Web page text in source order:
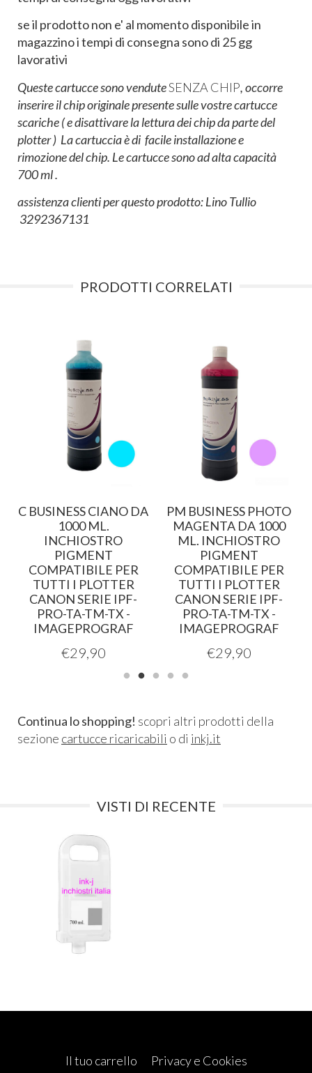
se il prodotto non e' al momento disponibile in
magazzino i tempi di consegna sono di 25 gg
lavorativi
Queste cartucce sono venduteSENZA CHIP, occorre
inserire il chip originale presente sulle vostre cartucce
scariche ( e disattivare la lettura dei chip da parte del
plotter ) La cartuccia è di facile installazione e
rimozione del chip. Le cartucce sono ad alta capacità
700 ml .
assistenza clienti per questo prodotto: Lino Tullio
3292367131
PRODOTTI CORRELATI
C BUSINESS CIANO DA
1000 ML.
INCHIOSTRO
PIGMENT
COMPATIBILE PER
TUTTI I PLOTTER
CANON SERIE IPF-
PRO-TA-TM-TX -
IMAGEPROGRAF
€29,90
PM BUSINESS PHOTO
MAGENTA DA 1000
ML. INCHIOSTRO
PIGMENT
COMPATIBILE PER
TUTTI I PLOTTER
CANON SERIE IPF-
PRO-TA-TM-TX -
IMAGEPROGRAF
€29,90
Continua lo shopping! scopri altri prodotti della
sezione cartucce ricaricabili o di inkj.it
VISTI DI RECENTE
Il tuo carrello
Privacy e Cookies